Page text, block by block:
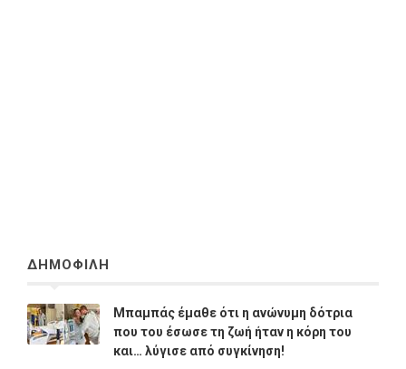
ΔΗΜΟΦΙΛΗ
Μπαμπάς έμαθε ότι η ανώνυμη δότρια
που του έσωσε τη ζωή ήταν η κόρη του
και… λύγισε από συγκίνηση!